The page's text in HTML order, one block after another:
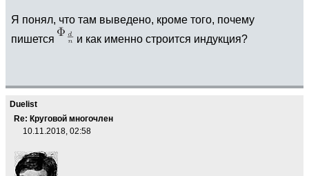
Я понял, что там выведено, кроме того, почему
пишется
и как именно строится индукция?
Duelist
Re: Круговой многочлен
10.11.2018, 02:58